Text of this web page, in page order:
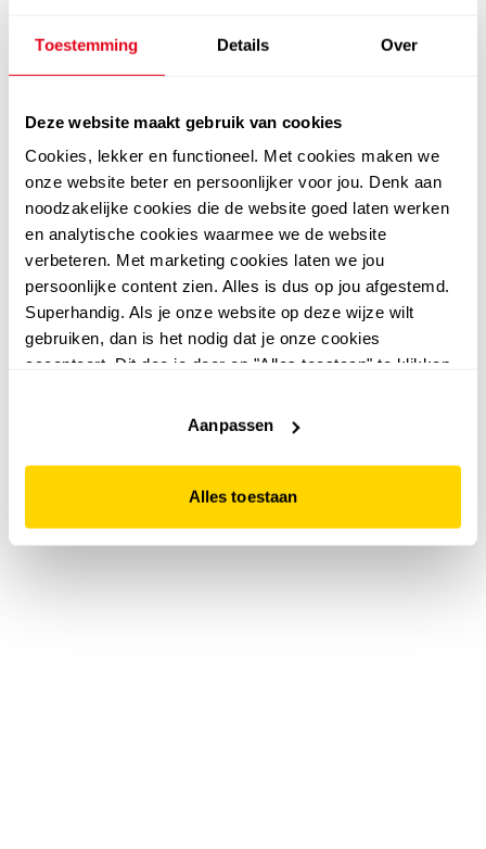
Toestemming Details Over
Deze website maakt gebruik van cookies
Cookies, lekker en functioneel. Met cookies maken we
onze website beter en persoonlijker voor jou. Denk aan
noodzakelijke cookies die de website goed laten werken
en analytische cookies waarmee we de website
verbeteren. Met marketing cookies laten we jou
persoonlijke content zien. Alles is dus op jou afgestemd.
Superhandig. Als je onze website op deze wijze wilt
gebruiken, dan is het nodig dat je onze cookies
accepteert. Dit doe je door op "Alles toestaan" te klikken.
website niet optimaal functioneert.
Aanpassen
Alles toestaan